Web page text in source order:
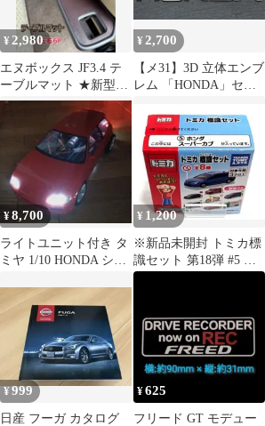
¥ 2,980
エヌボックス JF3.4 テ
ーブルマット ★新型
JF5.6 対応 NBOX
¥ 2,700
【メ31】3D 立体エンブ
レム 「HONDA」セッ
¥8,700
ライトユニット付き タ
ミヤ 1/10 HONDA シビ
¥ 1,200
※新品未開封 トミカ標
識セット 第18弾 #5 ホ
ンダ スーパーカブ
¥999
日産 フーガ カタログ
¥625
フリード GT モデュー